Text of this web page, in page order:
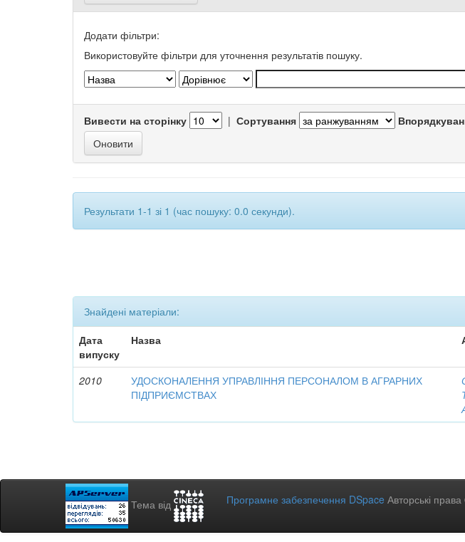
Додати фільтри:
Використовуйте фільтри для уточнення результатів пошуку.
Вивести на сторінку | Сортування
Результати 1-1 зі 1 (час пошуку: 0.0 секунди).
Знайдені матеріали:
Дата
випуску
Назва
2010
УДОСКОНАЛЕННЯ УПРАВЛІННЯ ПЕРСОНАЛОМ В АГРАРНИХ
ПІДПРИЄМСТВАХ
Тема від Програмне забезпечення DSpace Авторські